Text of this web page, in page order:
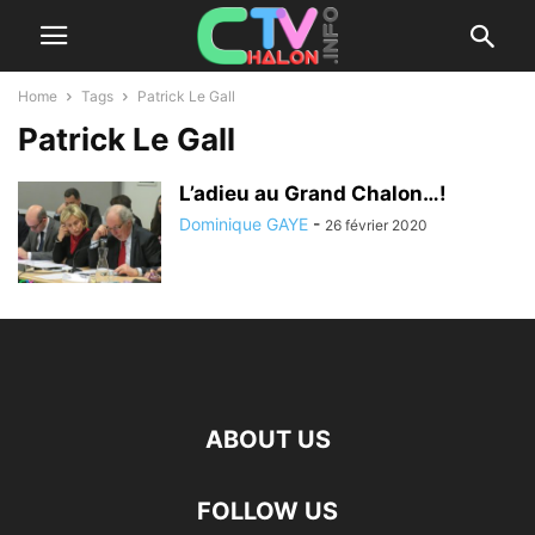
Home Tags Patrick Le Gall
Patrick Le Gall
L’adieu au Grand Chalon…!
Dominique GAYE - 26 février 2020
ABOUT US
FOLLOW US